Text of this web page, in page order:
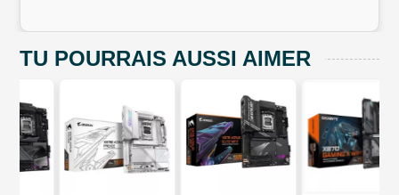
TU POURRAIS AUSSI AIMER